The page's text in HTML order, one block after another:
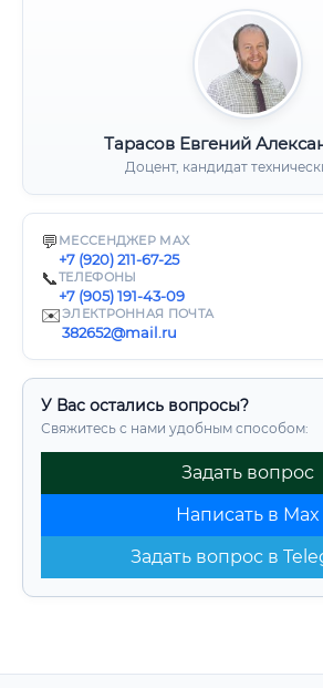
Тарасов Евгений
Доцент, кандидат
💬 МЕССЕНДЖЕР MAX
+7 (920) 211-67-25
📞ТЕЛЕФОНЫ
+7 (905) 191-43-09
✉️ЭЛЕКТРОННАЯ ПОЧТА
382652@mail.ru
У Вас остались вопросы?
Свяжитесь с нами удобным способом:
Задать вопрос
Написать в Max
Задать вопрос в